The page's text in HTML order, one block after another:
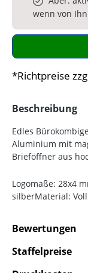
wenn von
*Richtpreise
Beschreibung
Edles
Aluminium mit
Brieföffner aus
Logomaße: 28x4
silberMaterial:
Bewertungen
Staffelpreise